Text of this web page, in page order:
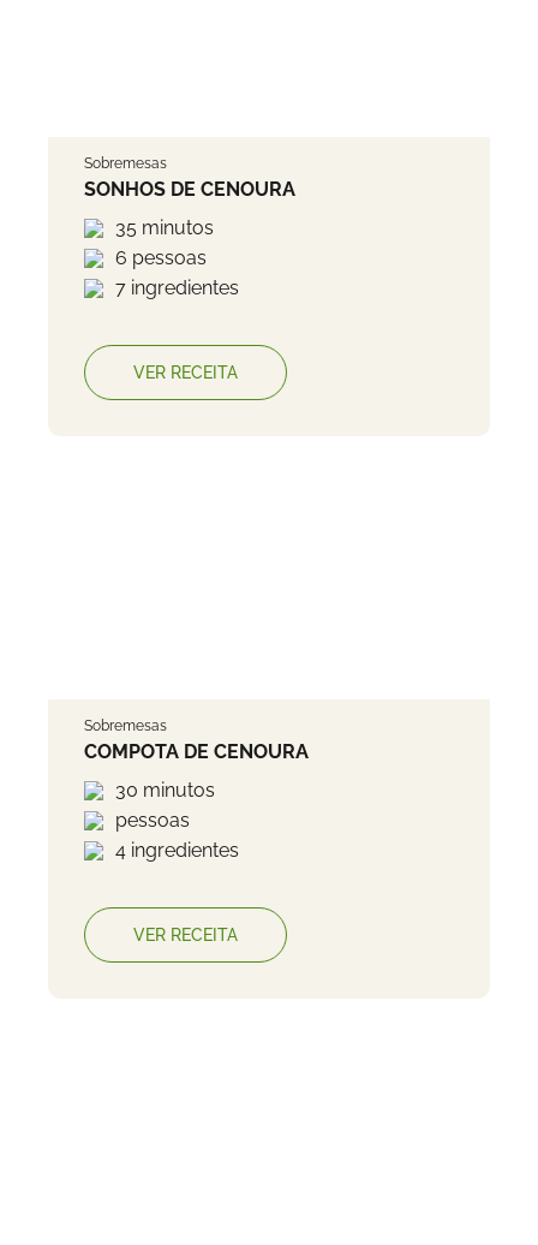
Sobremesas
SONHOS DE CENOURA
35 minutos
6 pessoas
7 ingredientes
VER RECEITA
Sobremesas
COMPOTA DE CENOURA
30 minutos
pessoas
4 ingredientes
VER RECEITA